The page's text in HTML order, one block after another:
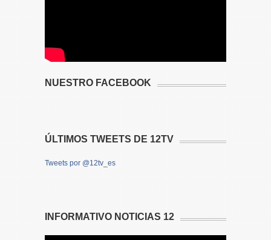
NUESTRO FACEBOOK
ÚLTIMOS TWEETS DE 12TV
Tweets por @12tv_es
INFORMATIVO NOTICIAS 12